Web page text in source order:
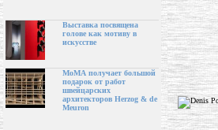
Выставка посвящена
голове как мотиву в
искусстве
МоМА получает большой
подарок от работ
швейцарских
архитекторов Herzog & de
Meuron